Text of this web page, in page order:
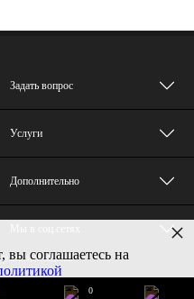
Задать вопрос
Услуги
Дополнительно
защищены
вы соглашаетесь на
×
0